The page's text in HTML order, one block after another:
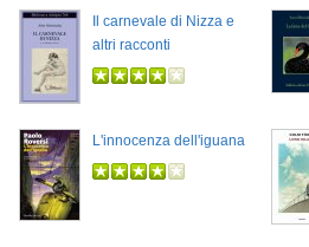
Il carnevale di Nizza e
altri racconti
L'innocenza dell'iguana